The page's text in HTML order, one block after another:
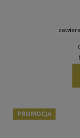
PROMOCJA